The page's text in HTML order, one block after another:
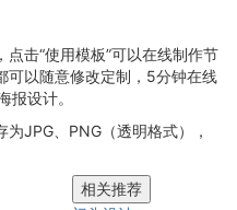
击“使用模板”可以在线制作节
可以随意修改定制，5分钟在线
报设计。
JPG、PNG（透明格式），
相关推荐